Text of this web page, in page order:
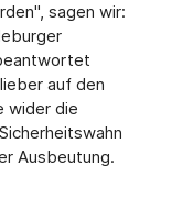
sagen wir:
auf den
wider die
Ausbeutung.